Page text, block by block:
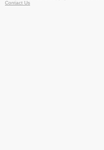
Contact Us